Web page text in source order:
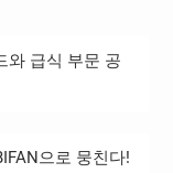
와 급식 부문 공
으로 뭉친다!